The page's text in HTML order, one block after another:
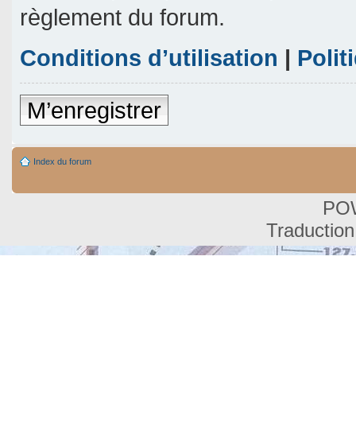
règlement du forum.
Conditions d’utilisation |
M’enregistrer
Index du forum